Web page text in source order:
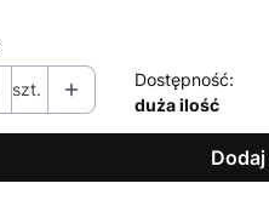
szt.
Dostępność:
duża ilość